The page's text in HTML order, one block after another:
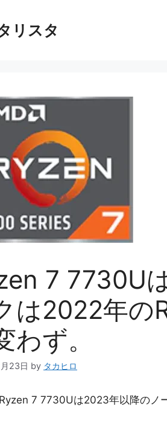
リスタ
7 7730U
は2022年の
わず。
23日 by タカヒロ
7 7730Uは2023年以降のノ